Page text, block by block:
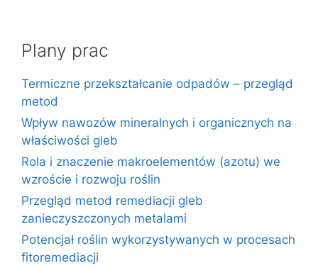
Plany prac
Termiczne przekształcanie odpadów – przegląd
metod
Wpływ nawozów mineralnych i organicznych na
właściwości gleb
Rola i znaczenie makroelementów (azotu) we
wzroście i rozwoju roślin
Przegląd metod remediacji gleb
zanieczyszczonych metalami
Potencjał roślin wykorzystywanych w procesach
fitoremediacji